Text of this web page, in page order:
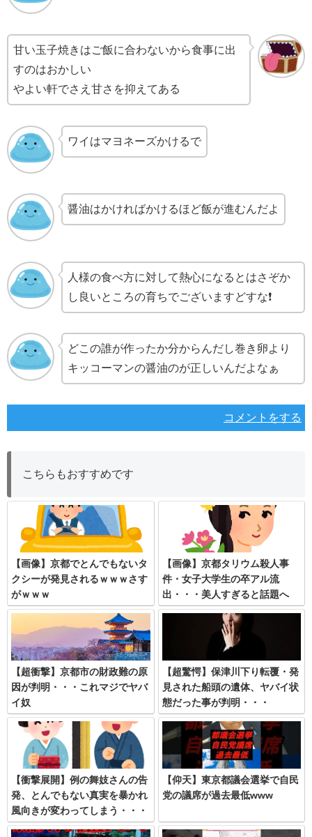
甘い玉子焼きはご飯に合わないから食事に出
すのはおかしい
やよい軒でさえ甘さを抑えてある
ワイはマヨネーズかけるで
醤油はかければかけるほど飯が進むんだよ
人様の食べ方に対して熱心になるとはさぞか
し良いところの育ちでございますどすな❗
どこの誰が作ったか分からんだし巻き卵より
キッコーマンの醤油のが正しいんだよなぁ
コメントをする
こちらもおすすめです
【画像】京都でとんでもないタ
クシーが発見されるｗｗｗさす
がｗｗｗ
【画像】京都タリウム殺人事
件・女子大学生の卒アル流
出・・・美人すぎると話題へ
【超衝撃】京都市の財政難の原
因が判明・・・これマジでヤバ
イ奴
【超驚愕】保津川下り転覆・発
見された船頭の遺体、ヤバイ状
態だった事が判明・・・
【衝撃展開】例の舞妓さんの告
発、とんでもない真実を暴かれ
風向きが変わってしまう・・・
【仰天】東京都議会選挙で自民
党の議席が過去最低www